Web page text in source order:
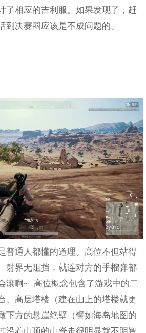
了相应的吉利服。如果发现了，赶
到决赛圈应该是不成问题的。
普通人都懂的道理。高位不但站得
射界无阻挡，就连对方的手榴弹都
滚啊~ 高位概念包含了游戏中的二
、高层塔楼（建在山上的塔楼就更
下方的悬崖绝壁（譬如海岛地图的